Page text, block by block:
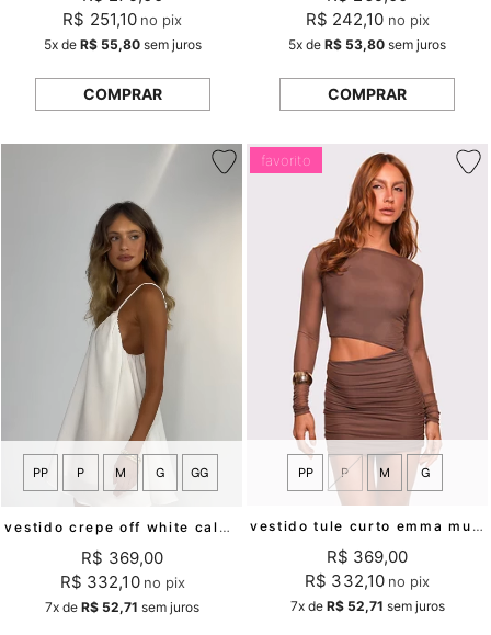
R$ 251,10 no pix
5xde R$ 55,80sem juros
COMPRAR
R$ 242,10 no pix
5x deR$ 53,80 sem juros
COMPRAR
vestido crepe off white calmaria mundo lolita
PP P M G GG
R$ 369,00
R$ 332,10 no pix
7x deR$ 52,71 sem juros
favorito
vestido tule curto emma mundo lolita
PP P M G
R$ 369,00
R$ 332,10 no pix
7xde R$ 52,71 sem juros